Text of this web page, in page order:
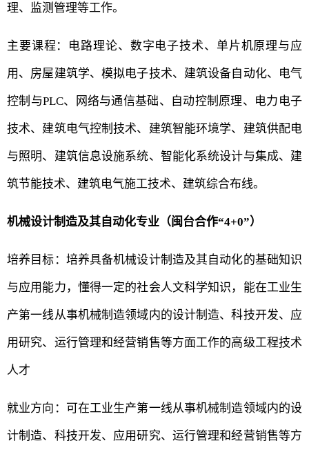
理、监测管理等工作。
主要课程：电路理论、数字电子技术、单片机原理与应
用、房屋建筑学、模拟电子技术、建筑设备自动化、电气
控制与PLC、网络与通信基础、自动控制原理、电力电子
技术、建筑电气控制技术、建筑智能环境学、建筑供配电
与照明、建筑信息设施系统、智能化系统设计与集成、建
筑节能技术、建筑电气施工技术、建筑综合布线。
机械设计制造及其自动化专业（闽台合作“4+0”）
培养目标：培养具备机械设计制造及其自动化的基础知识
与应用能力，懂得一定的社会人文科学知识，能在工业生
产第一线从事机械制造领域内的设计制造、科技开发、应
用研究、运行管理和经营销售等方面工作的高级工程技术
人才
就业方向：可在工业生产第一线从事机械制造领域内的设
计制造、科技开发、应用研究、运行管理和经营销售等方